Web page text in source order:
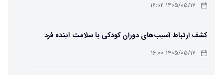
۱۴۰۵/۰۵/۱۷ ۱۶:۰۲
کشف ارتباط آسیب‌های دوران کودکی با سلامت آینده فرد
۱۴۰۵/۰۵/۱۷ ۱۶:۰۰